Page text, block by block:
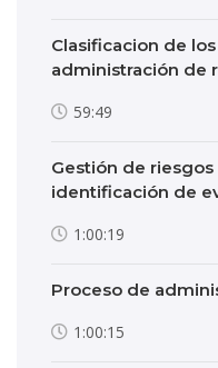
Clasificacion de
administración de
59:49
Gestión de
identificación de
1:00:19
Proceso de
1:00:15